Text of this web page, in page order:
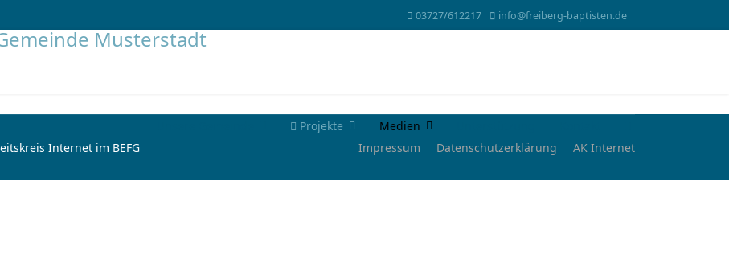
03727/612217 info@freiberg-baptisten.de
Projekte Medien
Internet im BEFG
Impressum Datenschutzerklärung AK Internet